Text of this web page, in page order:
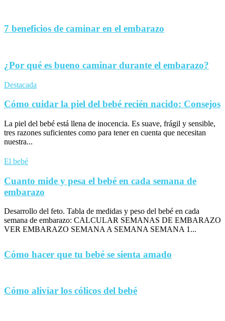
7 beneficios de caminar en el embarazo
¿Por qué es bueno caminar durante el embarazo?
Destacada
Cómo cuidar la piel del bebé recién nacido: Consejos
La piel del bebé está llena de inocencia. Es suave, frágil y sensible,
tres razones suficientes como para tener en cuenta que necesitan
nuestra...
El bebé
Cuanto mide y pesa el bebé en cada semana de
embarazo
Desarrollo del feto. Tabla de medidas y peso del bebé en cada
semana de embarazo: CALCULAR SEMANAS DE EMBARAZO
VER EMBARAZO SEMANA A SEMANA SEMANA 1...
Cómo hacer que tu bebé se sienta amado
Cómo aliviar los cólicos del bebé